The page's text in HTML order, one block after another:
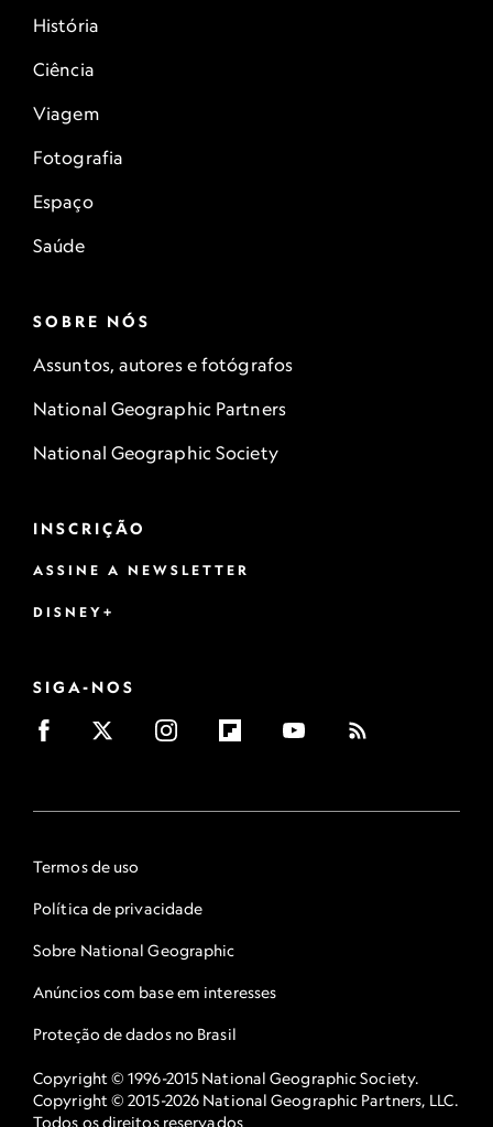
História
Ciência
Viagem
Fotografia
Espaço
Saúde
SOBRE NÓS
Assuntos, autores e fotógrafos
National Geographic Partners
National Geographic Society
INSCRIÇÃO
ASSINE A NEWSLETTER
DISNEY+
SIGA-NOS
Termos de uso
Política de privacidade
Sobre National Geographic
Anúncios com base em interesses
Proteção de dados no Brasil
Copyright © 1996-2015 National Geographic Society.
Copyright © 2015-2026 National Geographic Partners, LLC.
Todos os direitos reservados